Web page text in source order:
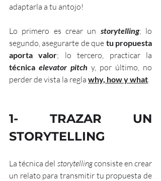
adaptarla a tu antojo!
Lo primero es crear un storytelling; lo
segundo, asegurarte de que tu propuesta
aporta valor
técnica elevator pitch y, por último, no
perder de vista la regla why, how y what
1- TRAZAR UN
STORYTELLING
La técnica del storytelling consiste en crear
un relato para transmitir tu propuesta de